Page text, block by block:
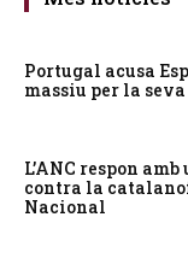
Portugal acusa
massiu per la
L’ANC respon
contra la
Nacional